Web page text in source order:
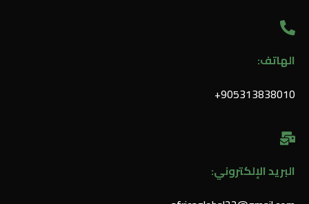
الهاتف:
905313838010⁩+
البريد الإلكتروني: